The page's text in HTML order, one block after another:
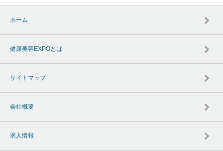
ホーム
健康美容EXPOとは
サイトマップ
会社概要
求人情報